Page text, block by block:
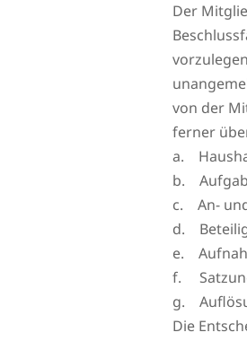
Der
von der
ferner
a.
b.
c. An-
d.
e.
f.
g.
Die